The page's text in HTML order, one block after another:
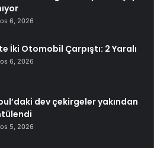
6, 2026
İki Otomobil Çarpıştı: 2 Yaralı
6, 2026
dev çekirgeler yakından
5, 2026